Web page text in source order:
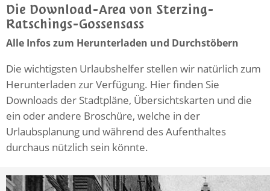
Die Download-Area von Sterzing-
Ratschings-Gossensass
Alle Infos zum Herunterladen und Durchstöbern
Die wichtigsten Urlaubshelfer stellen wir natürlich zum
Herunterladen zur Verfügung. Hier finden Sie
Downloads der Stadtpläne, Übersichtskarten und die
ein oder andere Broschüre, welche in der
Urlaubsplanung und während des Aufenthaltes
durchaus nützlich sein könnte.